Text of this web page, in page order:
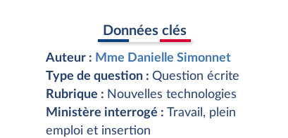
Données clés
Auteur : Mme Danielle Simonnet
Type de question : Question écrite
Rubrique : Nouvelles technologies
Ministère interrogé : Travail, plein
emploi et insertion